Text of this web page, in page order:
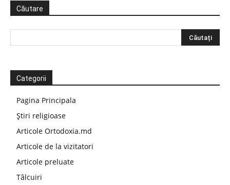
Căutare
Categorii
Pagina Principala
Știri religioase
Articole Ortodoxia.md
Articole de la vizitatori
Articole preluate
Tâlcuiri